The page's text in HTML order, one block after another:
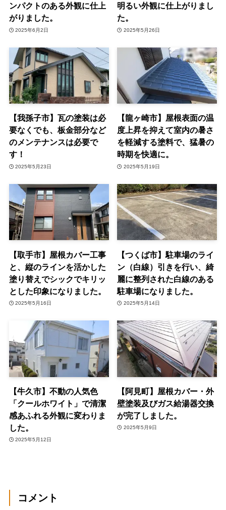
ンパクトのある外観に仕上
がりました。
2025年6月2日
明るい外観に仕上がりまし
た。
2025年5月26日
【我孫子市】瓦の塗装は必
要なくでも、板金部分など
のメンテナンスは必要で
す！
2025年5月23日
【龍ヶ崎市】屋根表面の温
度上昇を抑えて室内の暑さ
を軽減する塗料で、猛暑の
時期を快適に。
2025年5月19日
【取手市】屋根カバー工事
と、縦のラインを活かした
塗り替えでシックでキリッ
とした印象になりました。
2025年5月16日
【つくば市】駐車場のライ
ン（白線）引きを行い、綺
麗に整列された白線のある
駐車場になりました。
2025年5月14日
【牛久市】不動の人気色
「クールホワイト」で清潔
感あふれる外観に変わりま
した。
2025年5月12日
【阿見町】屋根カバー・外
壁塗装及びガス給湯器交換
が完了しました。
2025年5月9日
コメント